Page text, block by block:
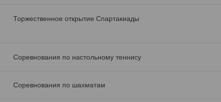
Торжественное открытие Спартакиады
Соревнования по настольному теннису
Соревнования по шахматам